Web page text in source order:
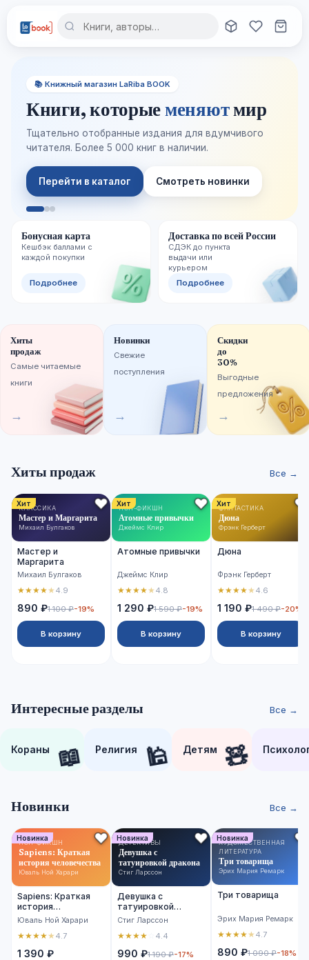
📚 Книжный магазин LaRiba BOOK
Книги, которыеменяютмир
Тщательно отобранные издания для вдумчивого
читателя. Более 5 000 книг в наличии.
Перейти в каталог Смотреть новинки
Бонусная карта
Кешбэк баллами с
каждой покупки
Подробнее
Доставка по всей России
СДЭК до пункта
выдачи или
курьером
Подробнее
Хиты
продаж
Самые читаемые
книги
→
Новинки
Свежие
поступления
→
Скидки
до
30%
Выгодные
предложения
→
Хиты продаж Все →
Хит
КЛАССИКА
Мастер и Маргарита
Михаил Булгаков
Мастер и
Маргарита
Михаил Булгаков
★★★★★4.9
890 ₽1 100 ₽-19%
В корзину
Хит
НОН-ФИКШН
Атомные привычки
Джеймс Клир
Атомные привычки
Джеймс Клир
★★★★★4.8
1 290 ₽1 590 ₽-19%
В корзину
Хит
ФАНТАСТИКА
Дюна
Фрэнк Герберт
Дюна
Фрэнк Герберт
★★★★★4.6
1 190 ₽1 490 ₽-20%
В корзину
Интересные разделы Все →
Кораны 📖 Религия 🕌 Детям 🧸
Новинки Все →
Новинка
НОН-ФИКШН
Sapiens: Краткая
история человечества
Юваль Ной Харари
Sapiens: Краткая
история
человечества
Юваль Ной Харари
★★★★★4.7
1 390 ₽
Новинка
ДЕТЕКТИВЫ
Девушка с
татуировкой дракона
Стиг Ларссон
Девушка с
татуировкой
дракона
Стиг Ларссон
★★★★ 4.4
990 ₽1 190 ₽-17%
Новинка
ХУДОЖЕСТВЕННАЯ
ЛИТЕРАТУРА
Три товарища
Эрих Мария Ремарк
Три товарища
Эрих Мария Ремарк
★★★★★4.7
890 ₽1 090 ₽-18%